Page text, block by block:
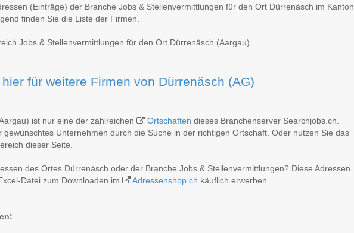
(Einträge) der Branche Jobs & Stellenvermittlungen für den Ort Dürrenäsch im Kanton
finden Sie die Liste der Firmen.
Jobs & Stellenvermittlungen für den Ort Dürrenäsch (Aargau)
für weitere Firmen von Dürrenäsch (AG)
ist nur eine der zahlreichen Ortschaften dieses Branchenserver Searchjobs.ch.
gewünschtes Unternehmen durch die Suche in der richtigen Ortschaft. Oder nutzen Sie das
dieser Seite.
des Ortes Dürrenäsch oder der Branche Jobs & Stellenvermittlungen? Diese Adressen
Datei zum Downloaden im
Adressenshop.ch käuflich erwerben.